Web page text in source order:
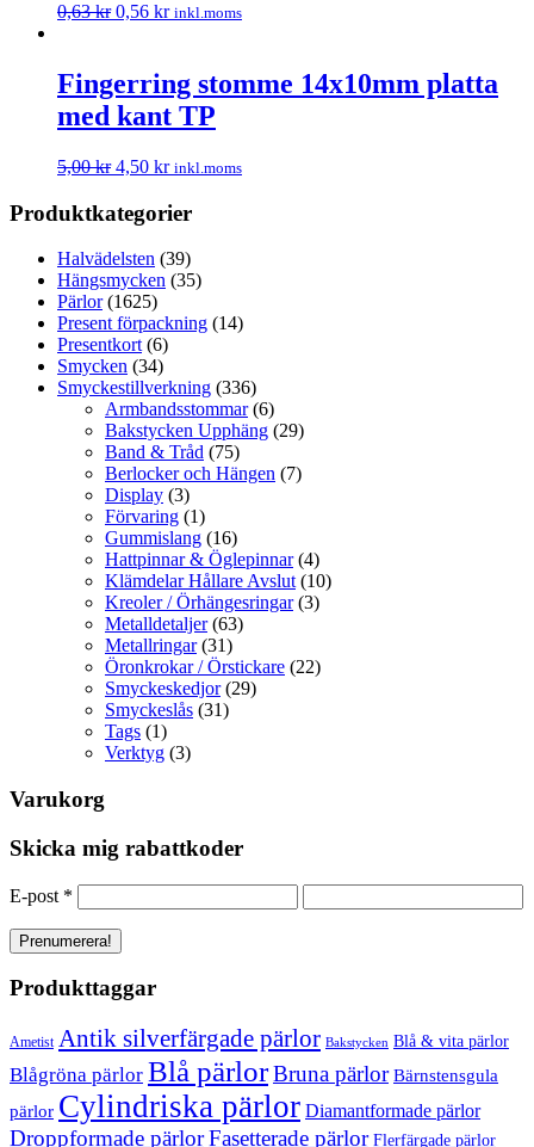
0,63kr 0,56 kr inkl.moms
Fingerring stomme 14x10mm platta
med kant TP
5,00kr 4,50 kr inkl.moms
Produktkategorier
Halvädelsten (39)
Hängsmycken (35)
Pärlor (1625)
Present förpackning (14)
Presentkort (6)
Smycken (34)
Smyckestillverkning (336)
Armbandsstommar (6)
Bakstycken Upphäng (29)
Band & Tråd (75)
Berlocker och Hängen (7)
Display (3)
Förvaring (1)
Gummislang (16)
Hattpinnar & Öglepinnar (4)
Klämdelar Hållare Avslut (10)
Kreoler / Örhängesringar (3)
Metalldetaljer (63)
Metallringar (31)
Öronkrokar / Örstickare (22)
Smyckeskedjor (29)
Smyckeslås (31)
Tags (1)
Verktyg (3)
Varukorg
Skicka mig rabattkoder
E-post *
Produkttaggar
Ametist Antik silverfärgade pärlor Bakstycken Blå & vita pärlor
Blågröna pärlor Blå pärlorBruna pärlor Bärnstensgula
pärlor Cylindriska pärlor Diamantformade pärlor
Droppformade pärlorFasetterade pärlor Flerfärgade pärlor